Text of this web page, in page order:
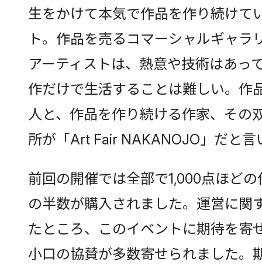
生をかけて本気で作品を作り続けて
ト。作品を売るコマーシャルギャラ
アーティストは、熱意や技術はあっ
作だけで生活することは難しい。作
人と、作品を作り続ける作家、その
所が「Art Fair NAKANOJO」だと言
前回の開催では全部で1,000点ほど
の半数が購入されました。運営に関
たところ、このイベントに期待を寄
小口の協賛が多数寄せられました。